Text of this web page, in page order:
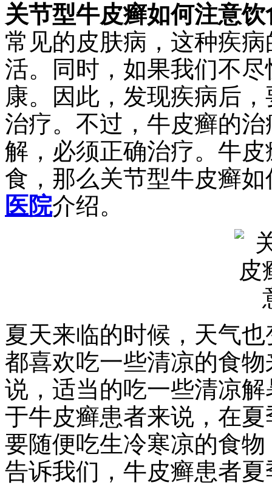
关节型牛皮癣如何注意饮
常见的皮肤病，这种疾
活。同时，如果我们不
康。因此，发现疾病后
治疗。不过，牛皮癣的
解，必须正确治疗。牛
食，那么关节型牛皮癣
医院介绍。
夏天来临的时候，天气
都喜欢吃一些清凉的食
说，适当的吃一些清凉
于牛皮癣患者来说，在
要随便吃生冷寒凉的食
告诉我们，牛皮癣患者